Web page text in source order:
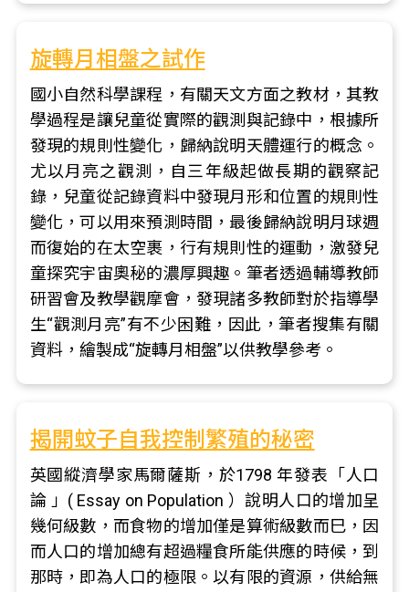
旋轉月相盤之試作
國小自然科學課程，有關天文方面之教材，其教
學過程是讓兒童從實際的觀測與記錄中，根據所
發現的規則性變化，歸納說明天體運行的概念。
尤以月亮之觀測，自三年級起做長期的觀察記
錄，兒童從記錄資料中發現月形和位置的規則性
變化，可以用來預測時間，最後歸納說明月球週
而復始的在太空裹，行有規則性的運動，激發兒
童探究宇宙奧秘的濃厚興趣。筆者透過輔導教師
研習會及教學觀摩會，發現諸多教師對於指導學
生“觀測月亮”有不少困難，因此，筆者搜集有關
資料，繪製成“旋轉月相盤”以供教學參考。
揭開蚊子自我控制繁殖的秘密
英國縱濟學家馬爾薩斯，於1798 年發表「人口
論 」( Essay on Population ）說明人口的增加呈
幾何級數，而食物的增加僅是算術級數而巳，因
而人口的增加總有超過糧食所能供應的時候，到
那時，即為人口的極限。以有限的資源，供給無